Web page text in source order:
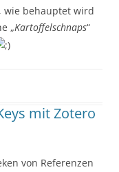
wie behauptet wird
„Kartoffelschnaps“
mit Zotero
von Referenzen